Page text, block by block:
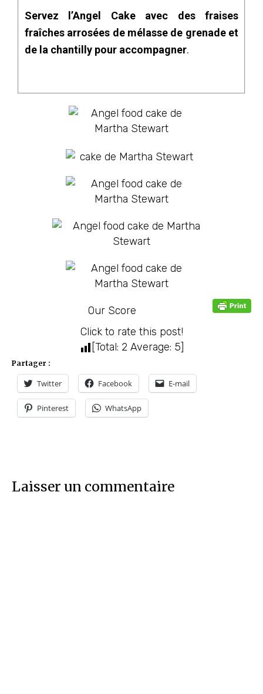
Servez l’Angel Cake avec des fraises
fraîches arrosées de mélasse de grenade et
de la chantilly pour accompagner.
Our Score
Click to rate this post!
[Total: 2Average: 5]
Partager :
Twitter Facebook E-mail
Pinterest WhatsApp
Laisser un commentaire